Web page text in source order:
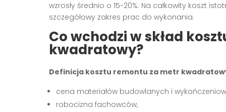
wzrosły średnio o 15-20%. Na całkowity koszt
szczegółowy zakres prac do wykonania.
Co wchodzi w skład
kwadratowy?
Definicja kosztu remontu za metr
cena materiałów budowlanych i
robocizna fachowców,